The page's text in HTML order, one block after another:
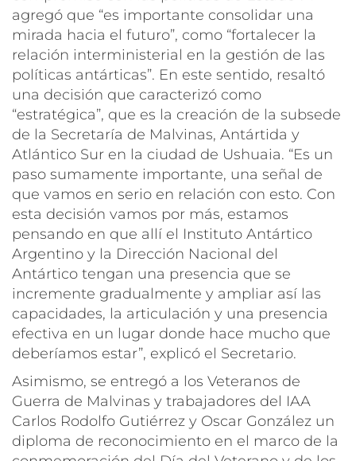
agregó que “es importante consolidar una
mirada hacia el futuro”, como “fortalecer la
relación interministerial en la gestión de las
políticas antárticas”. En este sentido, resaltó
una decisión que caracterizó como
“estratégica”, que es la creación de la subsede
de la Secretaría de Malvinas, Antártida y
Atlántico Sur en la ciudad de Ushuaia. “Es un
paso sumamente importante, una señal de
que vamos en serio en relación con esto. Con
esta decisión vamos por más, estamos
pensando en que allí el Instituto Antártico
Argentino y la Dirección Nacional del
Antártico tengan una presencia que se
incremente gradualmente y ampliar así las
capacidades, la articulación y una presencia
efectiva en un lugar donde hace mucho que
deberíamos estar”, explicó el Secretario.
Asimismo, se entregó a los Veteranos de
Guerra de Malvinas y trabajadores del IAA
Carlos Rodolfo Gutiérrez y Oscar González un
diploma de reconocimiento en el marco de la